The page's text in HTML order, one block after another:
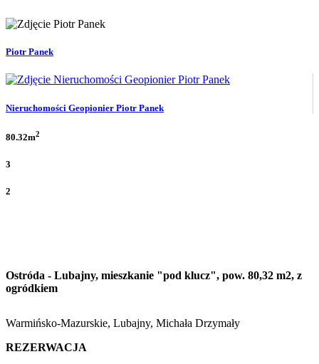
Piotr Panek
Nieruchomości Geopionier Piotr Panek
80.32m2
3
2
Ostróda - Lubajny, mieszkanie "pod klucz", pow. 80,32 m2, z
ogródkiem
Warmińsko-Mazurskie, Lubajny, Michała Drzymały
REZERWACJA